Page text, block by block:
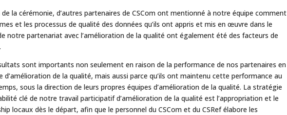
de la cérémonie, d’autres partenaires de CSCom ont mentionné à notre équipe comment
et les processus de qualité des données qu’ils ont appris et mis en œuvre dans le
notre partenariat avec l’amélioration de la qualité ont également été des facteurs de
sont importants non seulement en raison de la performance de nos partenaires en
d’amélioration de la qualité, mais aussi parce qu’ils ont maintenu cette performance au
sous la direction de leurs propres équipes d’amélioration de la qualité. La stratégie
clé de notre travail participatif d’amélioration de la qualité est l’appropriation et le
locaux dès le départ, afin que le personnel du CSCom et du CSRef élabore les